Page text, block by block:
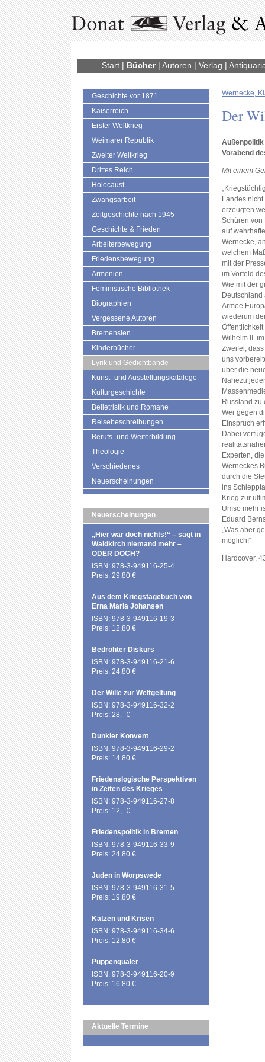
Start| Bücher| Autoren | Verlag |
Geschichte vor 1871
Kaiserreich
Erster Weltkrieg
Weimarer Republik
Zweiter Weltkrieg
Drittes Reich
Holocaust
Zwangsarbeit
Zeitgeschichte nach 1945
Geschichte & Frieden
Arbeiterbewegung
Friedensbewegung
Armenien
Feministische Bibliothek
Biographien
Vergessene Autoren
Bremensien
Kinderbücher
Lyrik und Gedichtbände
Kunst- und Ausstellungskataloge
Kulturgeschichte
Belletristik und Romane
Reisebeschreibungen
Berufs- und Weiterbildung
Theologie
Verschiedenes
Neuerscheinungen
Neuerscheinungen
„Hier war doch nichts!“ – sagt in
Waldkirch niemand mehr –
ODER DOCH?
ISBN: 978-3-949116-25-4
Preis: 29.80 €
Aus dem Kriegstagebuch von
Erna Maria Johansen
ISBN: 978-3-949116-19-3
Preis: 12,80 €
Bedrohter Diskurs
ISBN: 978-3-949116-21-6
Preis: 24.80 €
Der Wille zur Weltgeltung
ISBN: 978-3-949116-32-2
Preis: 28.- €
Dunkler Konvent
ISBN: 978-3-949116-29-2
Preis: 14.80 €
Friedenslogische Perspektiven
in Zeiten des Krieges
ISBN: 978-3-949116-27-8
Preis: 12,- €
Friedenspolitik in Bremen
ISBN: 978-3-949116-33-9
Preis: 24.80 €
Juden in Worpswede
ISBN: 978-3-949116-31-5
Preis: 19.80 €
Katzen und Krisen
ISBN: 978-3-949116-34-6
Preis: 12.80 €
Puppenquäler
ISBN: 978-3-949116-20-9
Preis: 16.80 €
Aktuelle Termine
Wernecke,
Der
Vorabend
Mit einem
Landes
erzeugten
Schüren von
auf
Wernecke,
welchem
mit der
im Vorfeld
Wie mit der
Deutschland
Armee
wiederum
Wilhelm II.
Zweifel,
uns
über die
Nahezu
Russland zu
Wer gegen
Einspruch
Dabei
Experten,
Werneckes
durch die
ins
Krieg zur
Umso mehr
Eduard
„Was aber
möglich!“
Hardcover,